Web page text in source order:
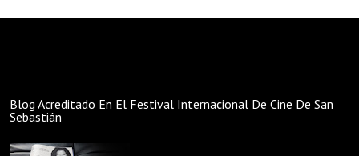
Blog Acreditado En El Festival Internacional De Cine De San
Sebastián